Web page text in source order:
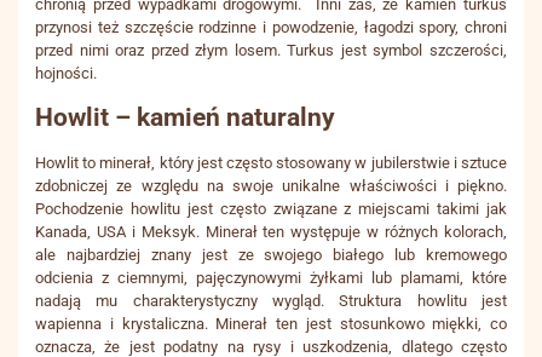
chronią przed wypadkami drogowymi. Inni zaś, że kamień turkus
przynosi też szczęście rodzinne i powodzenie, łagodzi spory, chroni
przed nimi oraz przed złym losem. Turkus jest symbol szczerości,
hojności.
Howlit – kamień naturalny
Howlit to minerał, który jest często stosowany w jubilerstwie i sztuce
zdobniczej ze względu na swoje unikalne właściwości i piękno.
Pochodzenie howlitu jest często związane z miejscami takimi jak
Kanada, USA i Meksyk. Minerał ten występuje w różnych kolorach,
ale najbardziej znany jest ze swojego białego lub kremowego
odcienia z ciemnymi, pajęczynowymi żyłkami lub plamami, które
nadają mu charakterystyczny wygląd. Struktura howlitu jest
wapienna i krystaliczna. Minerał ten jest stosunkowo miękki, co
oznacza, że ​​jest podatny na rysy i uszkodzenia, dlatego często